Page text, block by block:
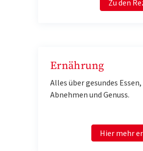
Zu den
Ernährung
Alles über gesundes Essen,
Abnehmen und Genuss.
Hier mehr